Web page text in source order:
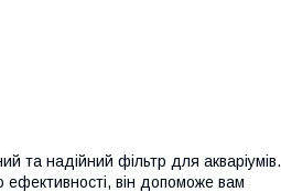
та надійний фільтр для акваріумів.
ефективності, він допоможе вам